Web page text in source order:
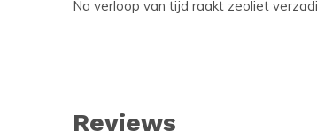
Na verloop van tijd raakt zeoliet
Reviews